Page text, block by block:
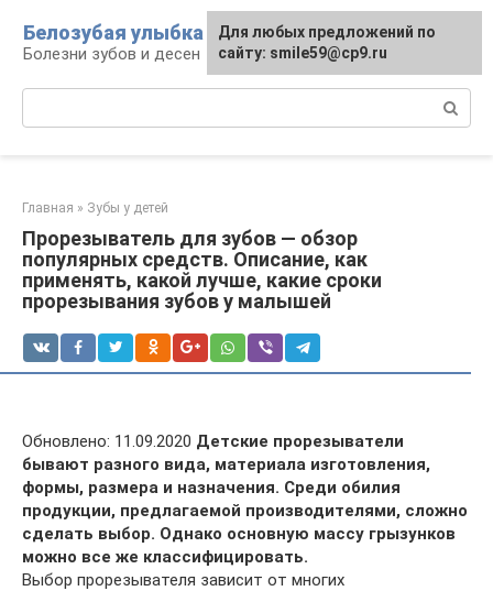
контенту
Белозубая улыбка
Болезни зубов и десен
Главная » Зубы у детей
Прорезыватель для зубов — обзор
популярных средств. Описание, как
применять, какой лучше, какие сроки
прорезывания зубов у малышей
Обновлено: 11.09.2020 Детские прорезыватели
бывают разного вида, материала изготовления,
формы, размера и назначения. Среди обилия
продукции, предлагаемой производителями, сложно
сделать выбор. Однако основную массу грызунков
можно все же классифицировать.
Выбор прорезывателя зависит от многих
Для любых предложений по
сайту: smile59@cp9.ru